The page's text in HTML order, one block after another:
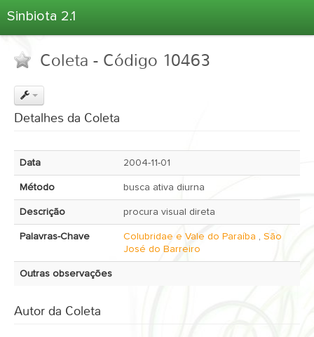
Sinbiota 2.1
Informações Ambientais
Coletas
Atlas 2.1
Estatísticas
Sobre o Sinbiota
Coleta - Código 10463
Detalhes da Coleta
Data 2004-11-01
Método busca ativa diurna
Descrição procura visual direta
Palavras-Chave Colubridae e Vale do Paraíba , São
José do Barreiro
Outras observações
Autor da Coleta